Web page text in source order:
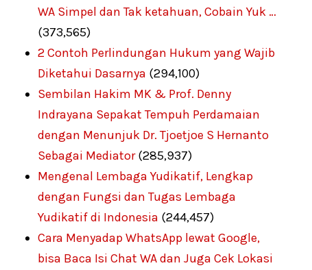
WA Simpel dan Tak ketahuan, Cobain Yuk …
(373,565)
2 Contoh Perlindungan Hukum yang Wajib
Diketahui Dasarnya (294,100)
Sembilan Hakim MK & Prof. Denny
Indrayana Sepakat Tempuh Perdamaian
dengan Menunjuk Dr. Tjoetjoe S Hernanto
Sebagai Mediator (285,937)
Mengenal Lembaga Yudikatif, Lengkap
dengan Fungsi dan Tugas Lembaga
Yudikatif di Indonesia (244,457)
Cara Menyadap WhatsApp lewat Google,
bisa Baca Isi Chat WA dan Juga Cek Lokasi